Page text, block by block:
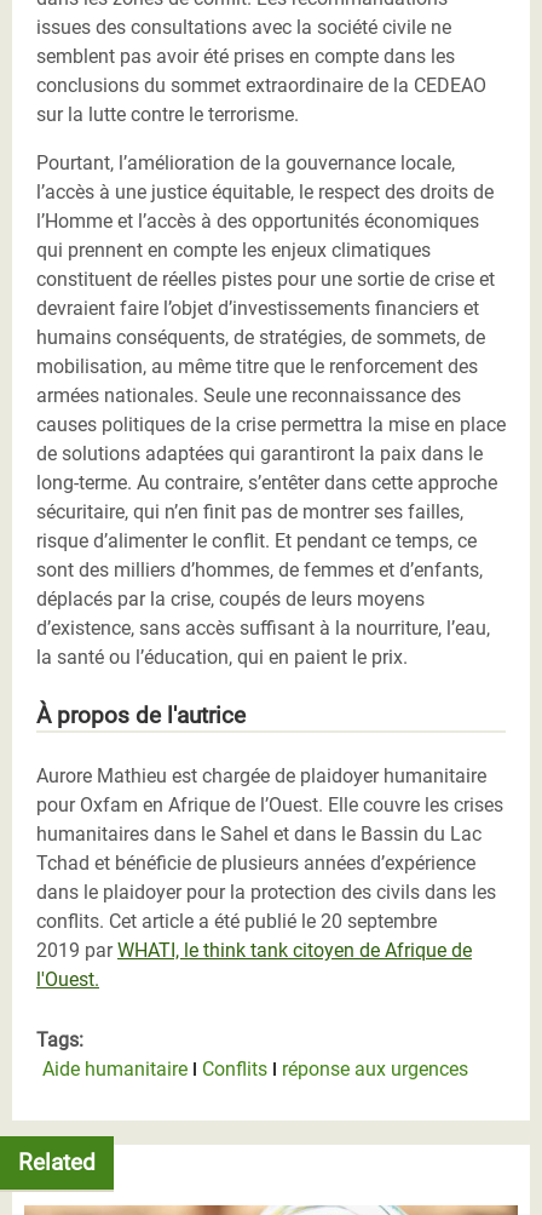
issues des consultations avec la société civile ne
semblent pas avoir été prises en compte dans les
conclusions du sommet extraordinaire de la CEDEAO
sur la lutte contre le terrorisme.
Pourtant, l’amélioration de la gouvernance locale,
l’accès à une justice équitable, le respect des droits de
l’Homme et l’accès à des opportunités économiques
qui prennent en compte les enjeux climatiques
constituent de réelles pistes pour une sortie de crise et
devraient faire l’objet d’investissements financiers et
humains conséquents, de stratégies, de sommets, de
mobilisation, au même titre que le renforcement des
armées nationales. Seule une reconnaissance des
causes politiques de la crise permettra la mise en place
de solutions adaptées qui garantiront la paix dans le
long-terme. Au contraire, s’entêter dans cette approche
sécuritaire, qui n’en finit pas de montrer ses failles,
risque d’alimenter le conflit. Et pendant ce temps, ce
sont des milliers d’hommes, de femmes et d’enfants,
déplacés par la crise, coupés de leurs moyens
d’existence, sans accès suffisant à la nourriture, l’eau,
la santé ou l’éducation, qui en paient le prix.
À propos de l'autrice
Aurore Mathieu est chargée de plaidoyer humanitaire
pour Oxfam en Afrique de l’Ouest. Elle couvre les crises
humanitaires dans le Sahel et dans le Bassin du Lac
Tchad et bénéficie de plusieurs années d’expérience
dans le plaidoyer pour la protection des civils dans les
conflits. Cet article a été publié le 20 septembre
2019 parWHATI, le think tank citoyen de Afrique de
l'Ouest.
Tags:
Aide humanitaire
Conflits réponse aux urgences
Related